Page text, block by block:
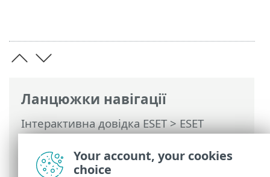
Ланцюжки навігації
Інтерактивна довідка ESET>ESET
Security for Microsoft SharePoint>
Інсталяція / Оновлення > Сервер
терміналів
Your account, your cookies
choice